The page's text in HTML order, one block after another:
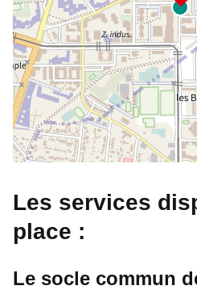
Les services
place :
Le socle commun